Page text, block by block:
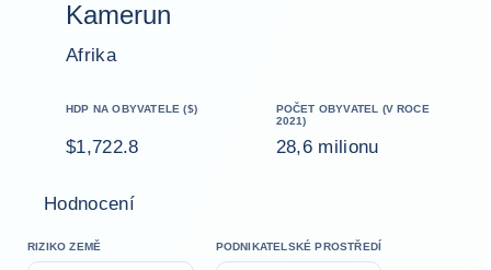
Kamerun
Afrika
HDP NA OBYVATELE ($)
$1,722.8
POČET OBYVATEL (V ROCE
2021)
28,6 milionu
Hodnocení
RIZIKO ZEMĚ PODNIKATELSKÉ PROSTŘEDÍ